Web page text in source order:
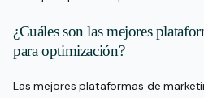
¿Cuáles son las mejores
para optimización?
Las mejores plataformas de